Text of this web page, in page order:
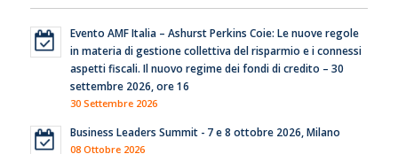
Evento AMF Italia – Ashurst Perkins Coie: Le nuove regole
in materia di gestione collettiva del risparmio e i connessi
aspetti fiscali. Il nuovo regime dei fondi di credito – 30
settembre 2026, ore 16
30 Settembre 2026
Business Leaders Summit - 7 e 8 ottobre 2026, Milano
08 Ottobre 2026